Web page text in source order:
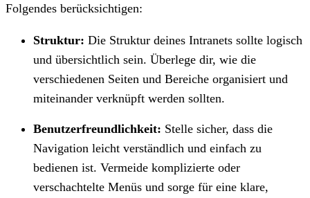
Folgendes berücksichtigen:
Struktur: Die Struktur deines Intranets sollte logisch
und übersichtlich sein. Überlege dir, wie die
verschiedenen Seiten und Bereiche organisiert und
miteinander verknüpft werden sollten.
Benutzerfreundlichkeit: Stelle sicher, dass die
Navigation leicht verständlich und einfach zu
bedienen ist. Vermeide komplizierte oder
verschachtelte Menüs und sorge für eine klare,